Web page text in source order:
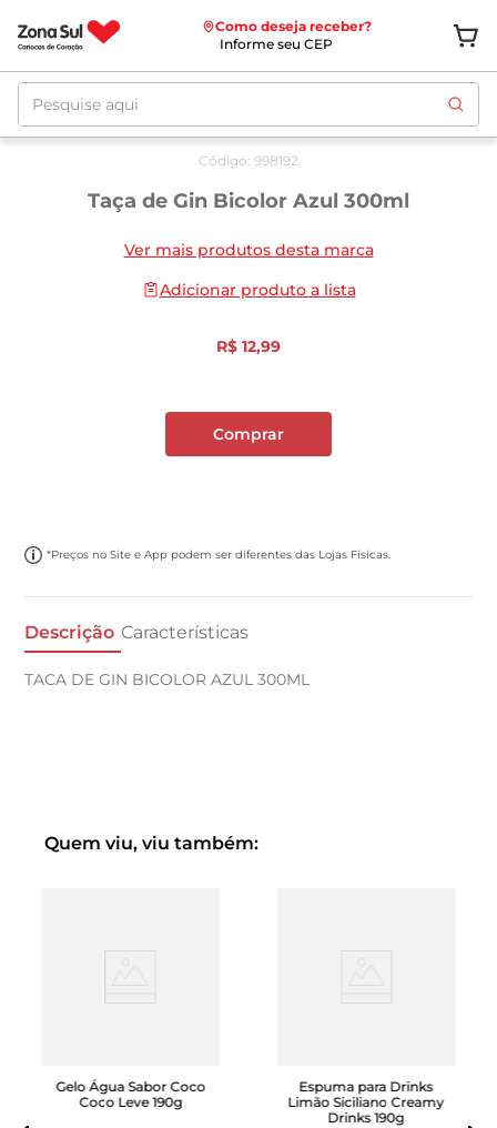
Como deseja receber?
Informe seu CEP
Pesquise aqui
Código: 998192
Taça de Gin Bicolor Azul 300ml
Ver mais produtos desta marca
Adicionar produto a lista
R$ 12,99
Comprar
*Preços no Site e App podem ser diferentes das Lojas Físicas.
Descrição Características
TACA DE GIN BICOLOR AZUL 300ML
Quem viu, viu também:
Gelo Água Sabor Coco
Coco Leve 190g
Espuma para Drinks
Limão Siciliano Creamy
Drinks 190g